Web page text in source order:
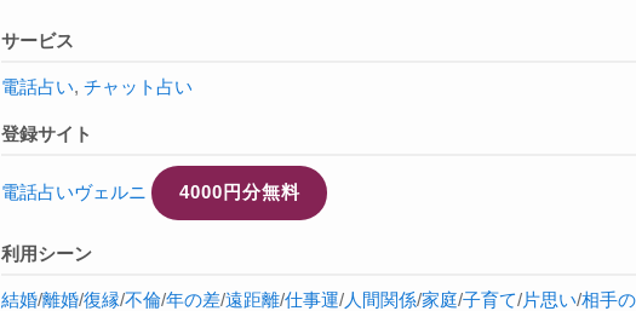
サービス
電話占い, チャット占い
登録サイト
電話占いヴェルニ 4000円分無料
利用シーン
結婚/離婚/復縁/不倫/年の差/遠距離/仕事運/人間関係/家庭/子育て/片思い/相手